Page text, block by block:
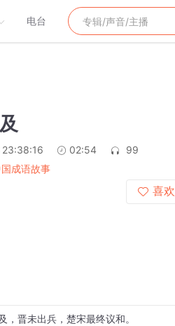
电台
02:54
99
成语故事
喜欢
晋未出兵，楚宋最终议和。